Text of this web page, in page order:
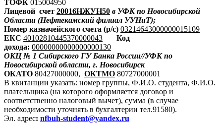
ТОФК 015004950
Лицевой счет 20016НЖУН50 в УФК по Новосибирской
Области (Нефтекамский филиал УУНиТ);
Номер казначейского счета (р/с) 03214643000000015109
ЕКС 40102810445370000043
Код
дохода: 00000000000000000130
ОКЦ № 1 Сибирского ГУ Банка России//УФК по
Новосибирской области, г. Новосибирск
ОКАТО 80427000000, ОКТМО 80727000001
В квитанции указать: номер группы, Ф.И.О. студента, Ф.И.О.
плательщика (на которого оформляется договор и
соответственно налоговый вычет), сумма (в случае
необходимости уточнять в бухгалтерии тел.91580).
Эл. адрес: nfbuh-student@yandex.ru